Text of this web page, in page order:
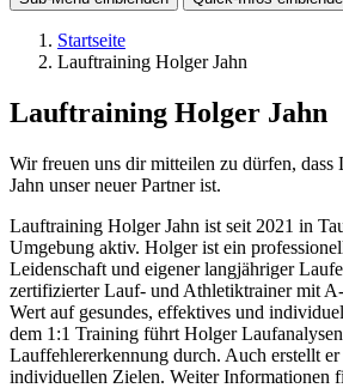
Startseite
Lauftraining Holger Jahn
Lauftraining Holger Jahn
Wir freuen uns dir mitteilen zu dürfen,
Jahn unser neuer Partner ist.
Lauftraining Holger Jahn ist seit 2021 in
Umgebung aktiv. Holger ist ein
Leidenschaft und eigener langjähriger
zertifizierter Lauf- und Athletiktrainer mit
Wert auf gesundes, effektives und
dem 1:1 Training führt Holger
Lauffehlererkennung durch. Auch erstellt
individuellen Zielen. Weiter Informationen